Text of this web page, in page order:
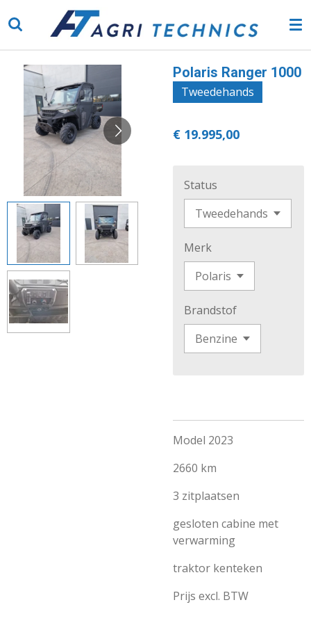
direct
hoofdinhoud
Polaris Ranger 1000
Tweedehands
€ 19.995,00
Status
Merk
Brandstof
Model 2023
2660 km
3 zitplaatsen
gesloten cabine met
verwarming
traktor kenteken
Prijs excl. BTW